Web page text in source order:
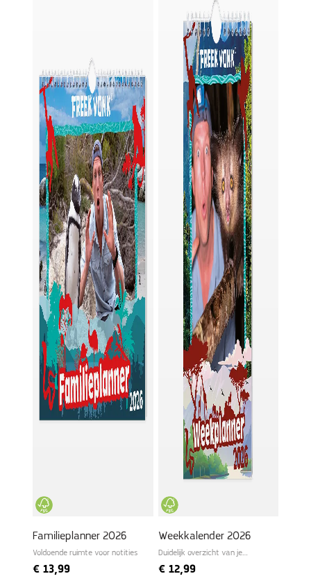
Familieplanner 2026
Voldoende ruimte voor notities
€ 13,99
Weekkalender 2026
Duidelijk overzicht van je
€12,99